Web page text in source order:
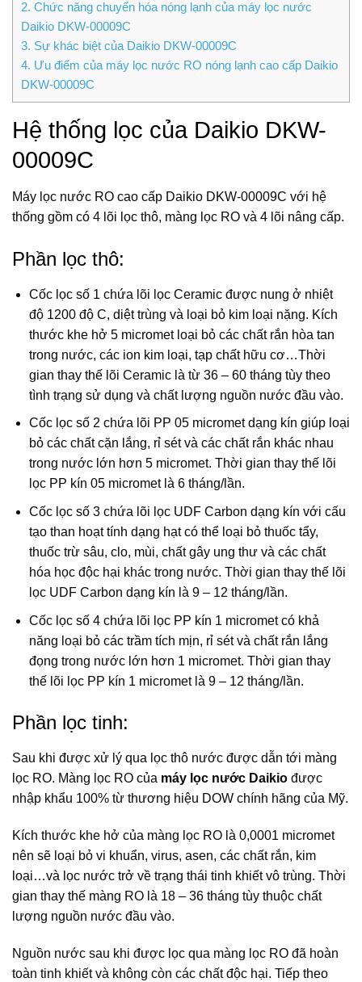
2. Chức năng chuyển hóa nóng lạnh của máy lọc nước
Daikio DKW-00009C
3. Sự khác biệt của Daikio DKW-00009C
4. Ưu điểm của máy lọc nước RO nóng lạnh cao cấp Daikio
DKW-00009C
Hệ thống lọc của Daikio DKW-
00009C
Máy lọc nước RO cao cấp Daikio DKW-00009C với hệ
thống gồm có 4 lõi lọc thô, màng lọc RO và 4 lõi nâng cấp.
Phần lọc thô:
Cốc lọc số 1 chứa lõi lọc Ceramic được nung ở nhiệt
độ 1200 độ C, diệt trùng và loại bỏ kim loại nặng. Kích
thước khe hở 5 micromet loại bỏ các chất rắn hòa tan
trong nước, các ion kim loại, tạp chất hữu cơ…Thời
gian thay thế lõi Ceramic là từ 36 – 60 tháng tùy theo
tình trạng sử dụng và chất lượng nguồn nước đầu vào.
Cốc lọc số 2 chứa lõi PP 05 micromet dạng kín giúp loại
bỏ các chất cặn lắng, rỉ sét và các chất rắn khác nhau
trong nước lớn hơn 5 micromet. Thời gian thay thế lõi
lọc PP kín 05 micromet là 6 tháng/lần.
Cốc lọc số 3 chứa lõi lọc UDF Carbon dạng kín với cấu
tạo than hoạt tính dạng hạt có thể loại bỏ thuốc tẩy,
thuốc trừ sâu, clo, mùi, chất gây ung thư và các chất
hóa học độc hại khác trong nước. Thời gian thay thế lõi
lọc UDF Carbon dạng kín là 9 – 12 tháng/lần.
Cốc lọc số 4 chứa lõi lọc PP kín 1 micromet có khả
năng loại bỏ các trầm tích mịn, rỉ sét và chất rắn lắng
đọng trong nước lớn hơn 1 micromet. Thời gian thay
thế lõi lọc PP kín 1 micromet là 9 – 12 tháng/lần.
Phần lọc tinh:
Sau khi được xử lý qua lọc thô nước được dẫn tới màng
lọc RO. Màng lọc RO của máy lọc nước Daikio được
nhập khẩu 100% từ thương hiệu DOW chính hãng của Mỹ.
Kích thước khe hở của màng lọc RO là 0,0001 micromet
nên sẽ loại bỏ vi khuẩn, virus, asen, các chất rắn, kim
loại…và lọc nước trở về trạng thái tinh khiết vô trùng. Thời
gian thay thế màng RO là 18 – 36 tháng tùy thuộc chất
lượng nguồn nước đầu vào.
Nguồn nước sau khi được lọc qua màng lọc RO đã hoàn
toàn tinh khiết và không còn các chất độc hại. Tiếp theo